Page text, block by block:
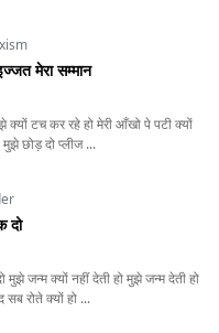
मेरा सम्मान
टच कर रहे हो मेरी आँखो पे पटी क्यों
छोड़ दो प्लीज ...
दो
जन्म क्यों नहीं देती हो मुझे जन्म देती हो
सब रोते क्यों हो ...